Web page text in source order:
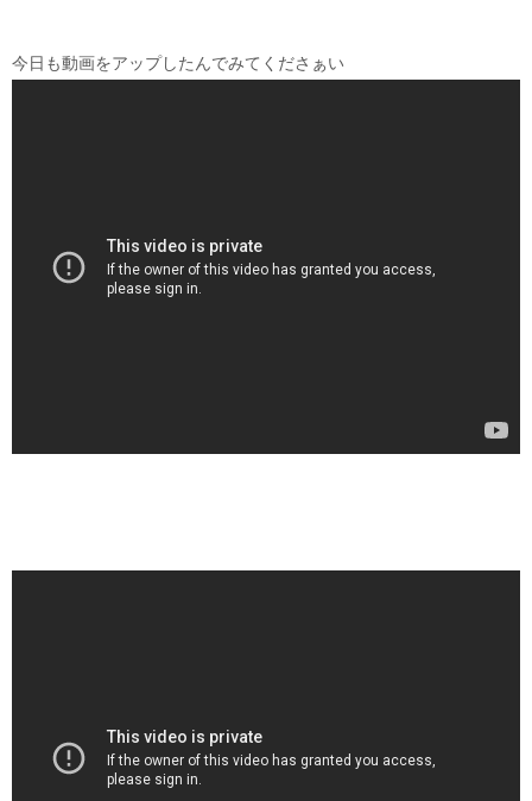
今日も動画をアップしたんでみてくださぁい